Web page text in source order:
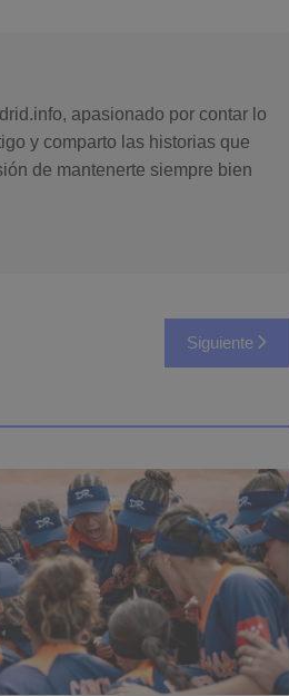
apasionado por contar lo
y comparto las historias que
de mantenerte siempre bien
Siguiente